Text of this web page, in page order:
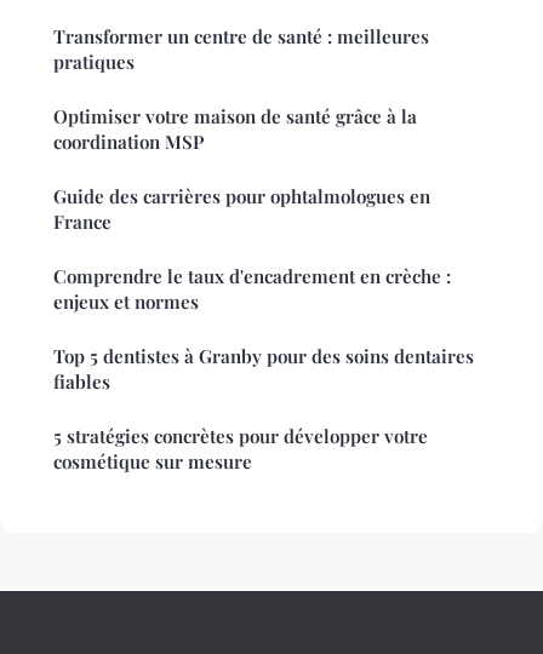
Transformer un centre de santé : meilleures
pratiques
Optimiser votre maison de santé grâce à la
coordination MSP
Guide des carrières pour ophtalmologues en
France
Comprendre le taux d'encadrement en crèche :
enjeux et normes
Top 5 dentistes à Granby pour des soins dentaires
fiables
5 stratégies concrètes pour développer votre
cosmétique sur mesure